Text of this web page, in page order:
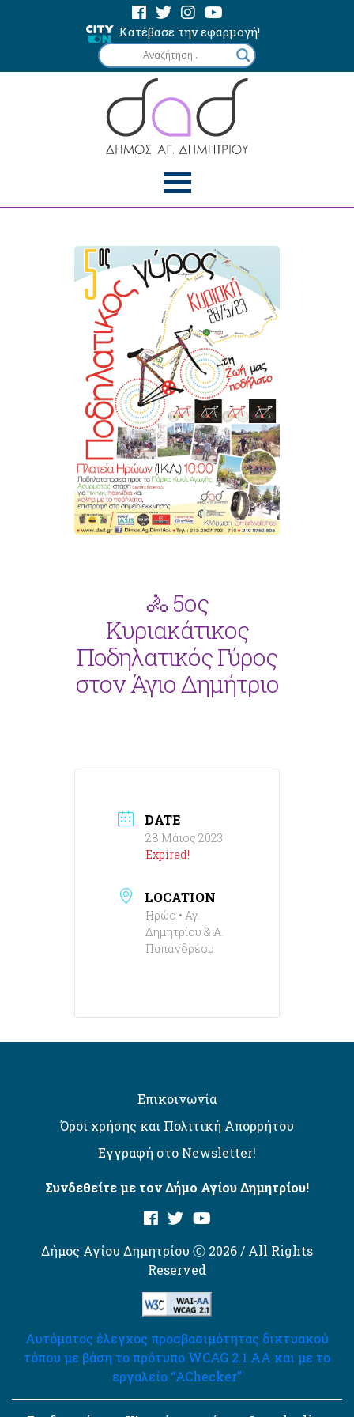
Κατέβασε την εφαρμογή!
🚴 5ος
Κυριακάτικος
Ποδηλατικός Γύρος
στον Άγιο Δημήτριο
DATE
28 Μάιος 2023
Expired!
LOCATION
Ηρώο • Αγ.
Δημητρίου & Α.
Παπανδρέου
Επικοινωνία
Όροι χρήσης και Πολιτική Απορρήτου
Εγγραφή στο Newsletter!
Συνδεθείτε με τον Δήμο Αγίου Δημητρίου!
Δήμος Αγίου Δημητρίου Ⓒ 2026 / All Rights
Reserved
Αυτόματος έλεγχος προσβασιμότητας δικτυακού
τόπου με βάση το πρότυπο WCAG 2.1 AA και με το
εργαλείο “AChecker”